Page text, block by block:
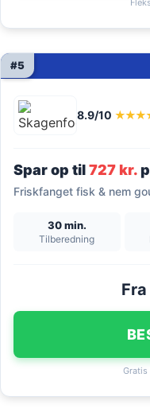
#5
8.9/10
Spar op til727 kr.
Friskfanget fisk & nem
30 min.
Tilberedning
Gratis